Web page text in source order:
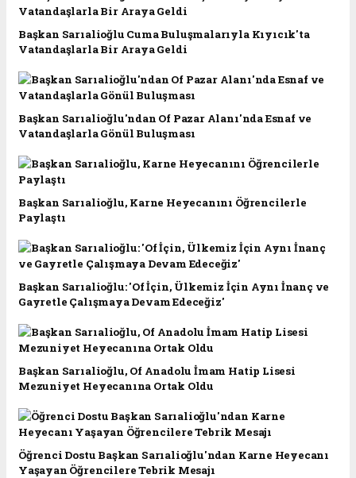
Başkan Sarıalioğlu Cuma Buluşmalarıyla Kıyıcık'ta
Vatandaşlarla Bir Araya Geldi
Başkan Sarıalioğlu'ndan Of Pazar Alanı'nda Esnaf ve
Vatandaşlarla Gönül Buluşması
Başkan Sarıalioğlu, Karne Heyecanını Öğrencilerle
Paylaştı
Başkan Sarıalioğlu: 'Of İçin, Ülkemiz İçin Aynı İnanç ve
Gayretle Çalışmaya Devam Edeceğiz'
Başkan Sarıalioğlu, Of Anadolu İmam Hatip Lisesi
Mezuniyet Heyecanına Ortak Oldu
Öğrenci Dostu Başkan Sarıalioğlu'ndan Karne Heyecanı
Yaşayan Öğrencilere Tebrik Mesajı